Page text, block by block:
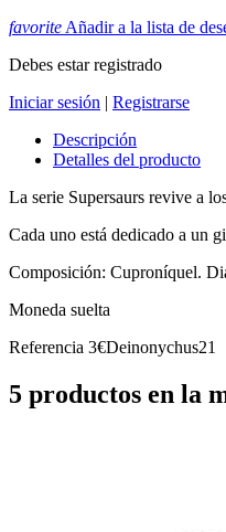
favorite Añadir a la lista de
Debes estar registrado
Iniciar sesión | Registrarse
Descripción
Detalles del producto
La serie Supersaurs revive a
Cada uno está dedicado a un
Composición: Cuproníquel.
Moneda suelta
Referencia 3€Deinonychus21
5 productos en la